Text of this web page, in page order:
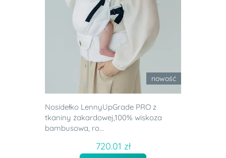
nowość
Nosidełko LennyUpGrade PRO z
tkaniny żakardowej,100% wiskoza
bambusowa, ro...
720.01 zł